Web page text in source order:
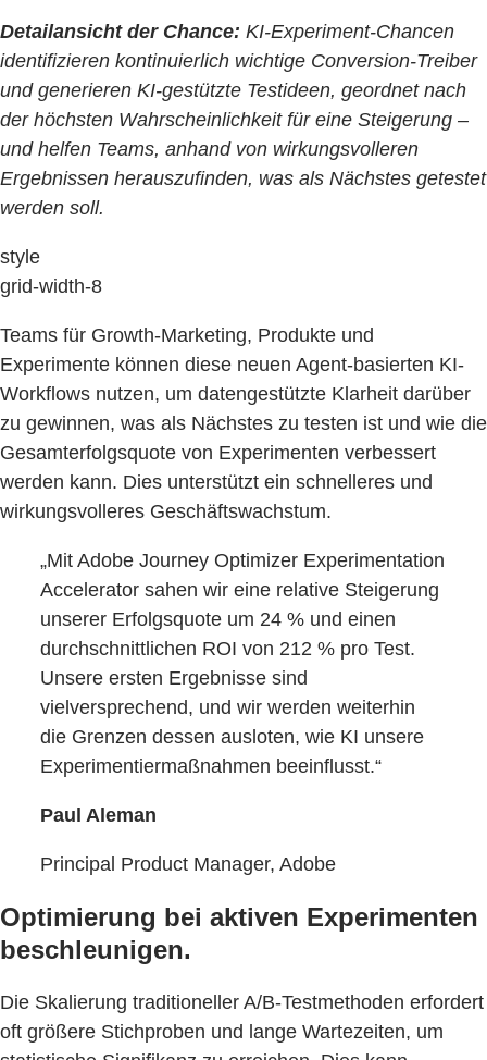
Detailansicht der Chance: KI-Experiment-Chancen
identifizieren kontinuierlich wichtige Conversion-Treiber
und generieren KI-gestützte Testideen, geordnet nach
der höchsten Wahrscheinlichkeit für eine Steigerung –
und helfen Teams, anhand von wirkungsvolleren
Ergebnissen herauszufinden, was als Nächstes getestet
werden soll.
style
grid-width-8
Teams für Growth-Marketing, Produkte und
Experimente können diese neuen Agent-basierten KI-
Workflows nutzen, um datengestützte Klarheit darüber
zu gewinnen, was als Nächstes zu testen ist und wie die
Gesamterfolgsquote von Experimenten verbessert
werden kann. Dies unterstützt ein schnelleres und
wirkungsvolleres Geschäftswachstum.
„Mit Adobe Journey Optimizer Experimentation
Accelerator sahen wir eine relative Steigerung
unserer Erfolgsquote um 24 % und einen
durchschnittlichen ROI von 212 % pro Test.
Unsere ersten Ergebnisse sind
vielversprechend, und wir werden weiterhin
die Grenzen dessen ausloten, wie KI unsere
Experimentiermaßnahmen beeinflusst.“
Paul Aleman
Principal Product Manager, Adobe
Optimierung bei aktiven Experimenten
beschleunigen.
Die Skalierung traditioneller A/B-Testmethoden erfordert
oft größere Stichproben und lange Wartezeiten, um